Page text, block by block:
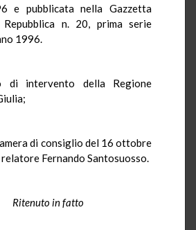
e pubblicata nella Gazzetta
n. 20, prima serie
1996.
di intervento della Regione
di consiglio del 16 ottobre
Fernando Santosuosso.
Ritenuto in fatto